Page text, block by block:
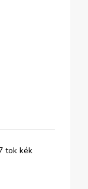
tok kék